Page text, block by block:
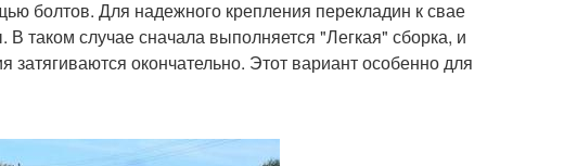
болтов. Для надежного крепления перекладин к свае
таком случае сначала выполняется "Легкая" сборка, и
затягиваются окончательно. Этот вариант особенно для